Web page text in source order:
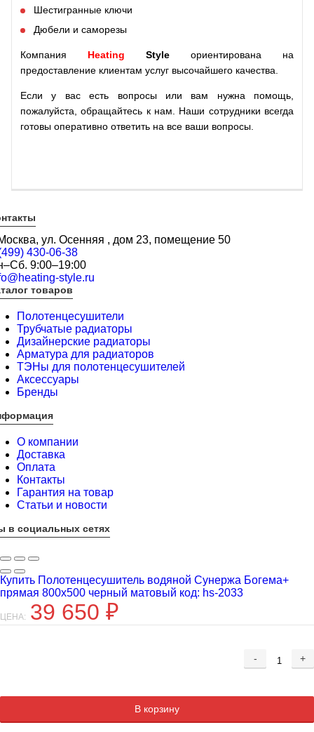
Шестигранные ключи
Дюбели и саморезы
Компания Heating Style ориентирована на
предоставление клиентам услуг высочайшего качества.
Если у вас есть вопросы или вам нужна помощь,
пожалуйста, обращайтесь к нам. Наши сотрудники всегда
готовы оперативно ответить на все ваши вопросы.
ул. Осенняя , дом 23, помещение 50
430-06-38
9:00–19:00
style.ru
товаров
Полотенцесушители
Трубчатые радиаторы
Дизайнерские радиаторы
Арматура для радиаторов
ТЭНы для полотенцесушителей
Аксессуары
Бренды
О компании
Доставка
Оплата
Контакты
Гарантия на товар
Статьи и новости
в социальных сетях
Купить Полотенцесушитель водяной Сунержа Богема+
прямая 800x500 черный матовый код: hs-2033
ЦЕНА: 39 650 ₽
- +
В корзину